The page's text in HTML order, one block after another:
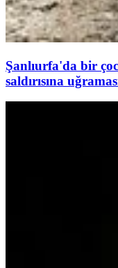
Şanlıurfa'da bir
saldırısına